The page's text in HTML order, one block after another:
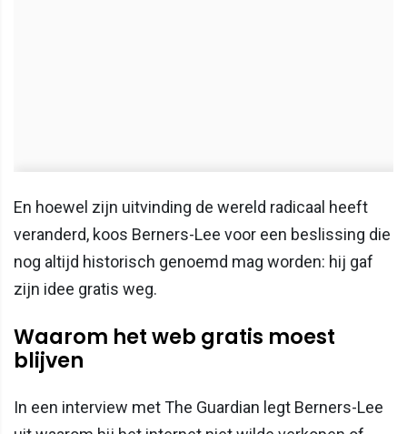
En hoewel zijn uitvinding de wereld radicaal heeft
veranderd, koos Berners-Lee voor een beslissing die
nog altijd historisch genoemd mag worden: hij gaf
zijn idee gratis weg.
Waarom het web gratis moest
blijven
In een interview met The Guardian legt Berners-Lee